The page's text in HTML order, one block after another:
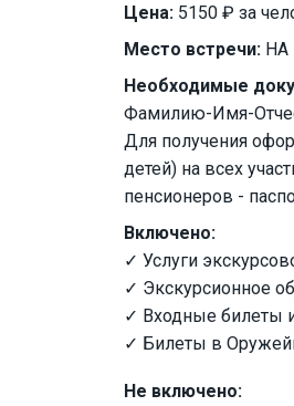
Цена: 5150 ₽ за
Место встречи: НА
Необходимые
Фамилию-Имя-
Для получения
детей) на всех
пенсионеров -
Включено:
✓ Услуги
✓ Экскурсионное
✓ Входные билеты
✓ Билеты в
Не включено: